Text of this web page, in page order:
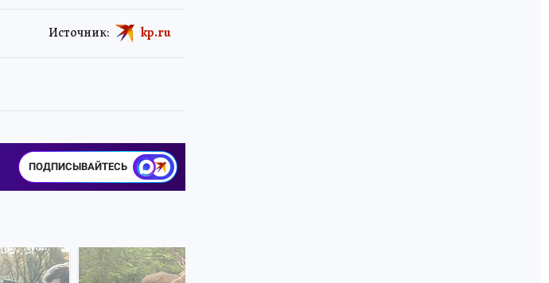
Источник: kp.ru
ПОДПИСЫВАЙТЕСЬ